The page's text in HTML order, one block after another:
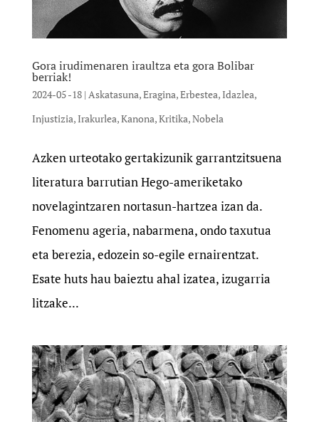
Gora irudimenaren iraultza eta gora Bolibar
berriak!
2024-05 -18| Askatasuna,Eragina,Erbestea,Idazlea,
Injustizia,Irakurlea,Kanona,Kritika,Nobela
Azken urteotako gertakizunik garrantzitsuena
literatura barrutian Hego-ameriketako
novelagintzaren nortasun-hartzea izan da.
Fenomenu ageria, nabarmena, ondo taxutua
eta berezia, edozein so-egile ernairentzat.
Esate huts hau baieztu ahal izatea, izugarria
litzake...